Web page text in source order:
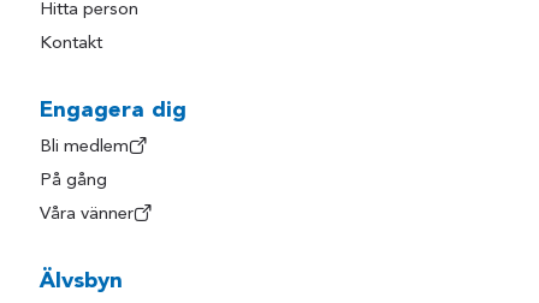
Hitta person
Kontakt
Engagera dig
Bli medlem
På gång
Våra vänner
Älvsbyn